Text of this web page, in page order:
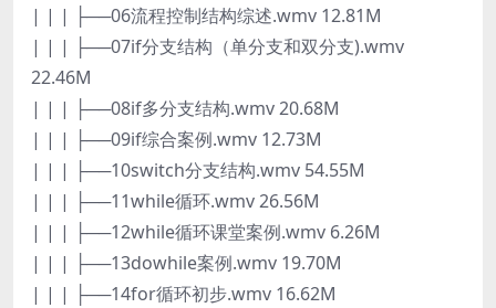
| | | ├──06流程控制结构综述.wmv 12.81M
| | | ├──07if分支结构（单分支和双分支).wmv
22.46M
| | | ├──08if多分支结构.wmv 20.68M
| | | ├──09if综合案例.wmv 12.73M
| | | ├──10switch分支结构.wmv 54.55M
| | | ├──11while循环.wmv 26.56M
| | | ├──12while循环课堂案例.wmv 6.26M
| | | ├──13dowhile案例.wmv 19.70M
| | | ├──14for循环初步.wmv 16.62M